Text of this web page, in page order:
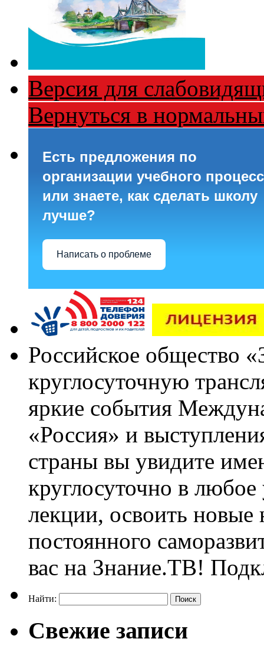
Версия для
Вернуться в
Есть предложения по
организации учебного
или знаете, как сделать школу
лучше?
Написать о проблеме
Российское общество
круглосуточную
яркие события
«Россия» и
страны вы увидите
круглосуточно в
лекции, освоить
постоянного
вас на Знание.ТВ!
Найти:
Свежие записи